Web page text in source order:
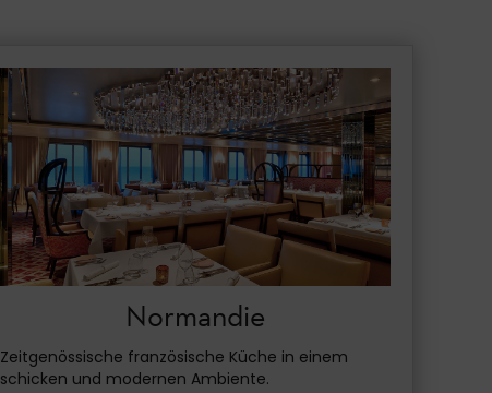
Normandie
Zeitgenössische französische Küche in einem
schicken und modernen Ambiente.